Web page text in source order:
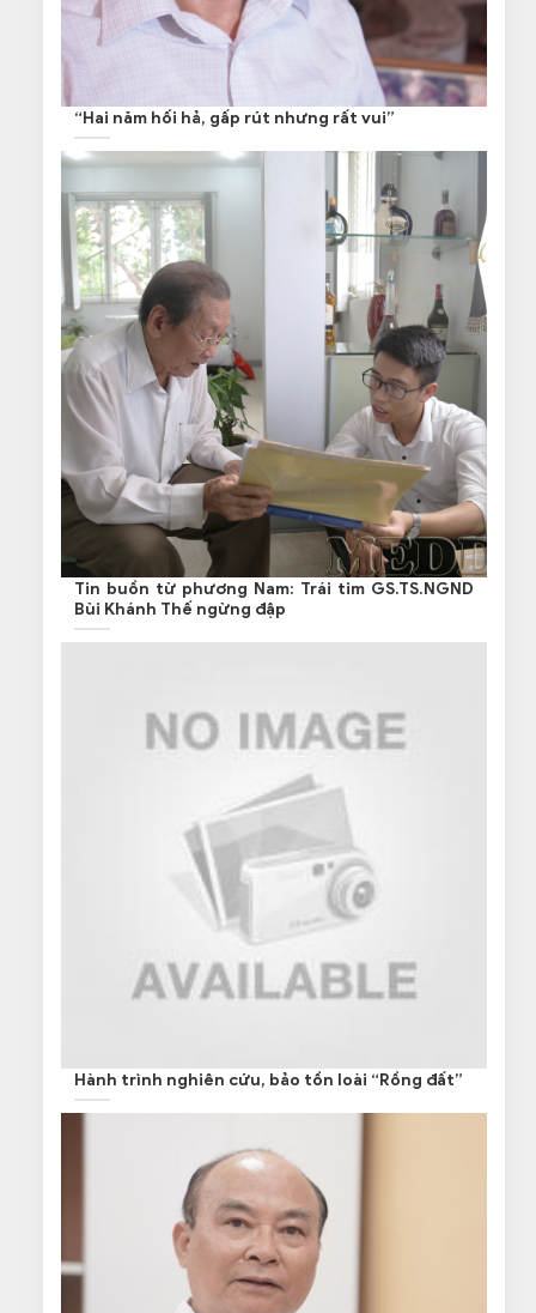
“Hai năm hối hả, gấp rút nhưng rất vui”
Tin buồn từ phương Nam: Trái tim GS.TS.NGND
Bùi Khánh Thế ngừng đập
Hành trình nghiên cứu, bảo tồn loài “Rồng đất”